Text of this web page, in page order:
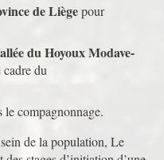
de Liègepour
du Hoyoux Modave-
du
le compagnonnage.
de la population, Le